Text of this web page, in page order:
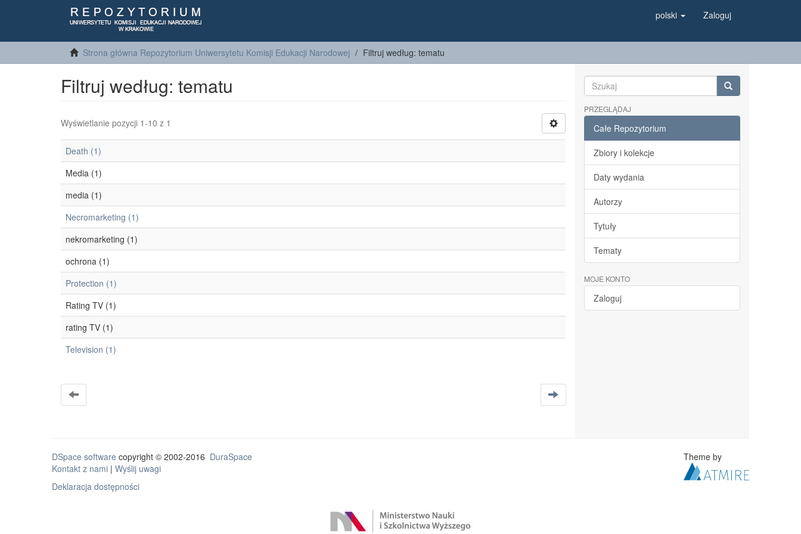
polski Zaloguj
Strona główna Repozytorium Uniwersytetu Komisji Edukacji Narodowej Filtruj według: tematu
Filtruj według: tematu
Wyświetlanie pozycji 1-10 z 1
Death (1)
Media (1)
media (1)
Necromarketing (1)
nekromarketing (1)
ochrona (1)
Protection (1)
Rating TV (1)
rating TV (1)
Television (1)
PRZEGLĄDAJ
Całe Repozytorium
Zbiory i kolekcje
Daty wydania
Autorzy
Tytuły
Tematy
MOJE KONTO
Zaloguj
DSpace software copyright © 2002-2016 DuraSpace
Kontakt z nami | Wyślij uwagi
Deklaracja dostępności
Theme by